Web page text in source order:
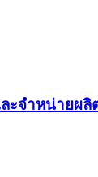
ะจำหน่ายผ